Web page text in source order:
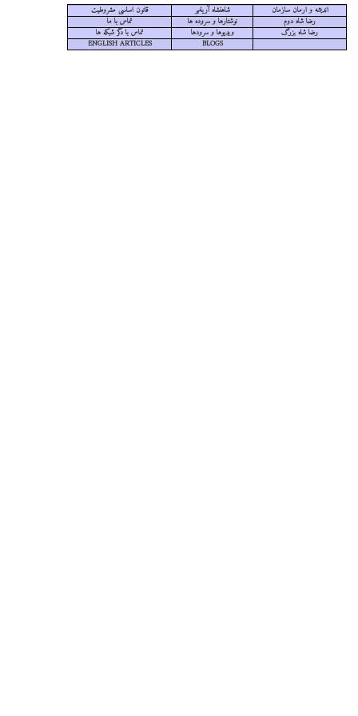
قانون اساسی مشروطیت شاهنشاه آریامهر
اندیشه و ارمان سازمان
تماس با ما
نوشتارها و سروده ها
رضا شاه دوم
تماس با دگر شبکه ها
ویدیوها و سرودها
رضا شاه بزرگ
ENGLISH ARTICLES
BLOGS